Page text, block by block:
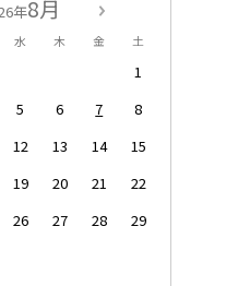
年8月
水 木 金 土
1
5 6 7
8
12 13 14
15
19 20 21
22
26 27 28
29